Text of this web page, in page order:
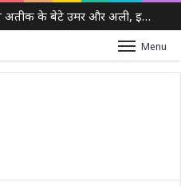
अबान के जनाजे में शामिल होंगे अतीक के बेटे उमर और अली, इलाहाबाद हाईकोर्ट ने दी पैरोल
Menu